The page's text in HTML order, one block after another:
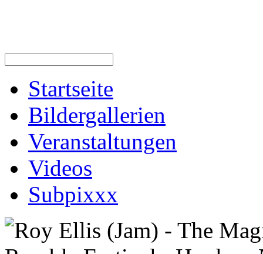
Startseite
Bildergallerien
Veranstaltungen
Videos
Subpixxx